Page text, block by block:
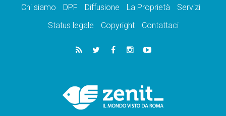
Chi siamo DPF Diffusione La Proprietà
Servizi
Status legale
Copyright Contattaci